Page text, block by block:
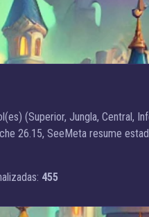
(Superior, Jungla, Central,
26.15, SeeMeta resume
455